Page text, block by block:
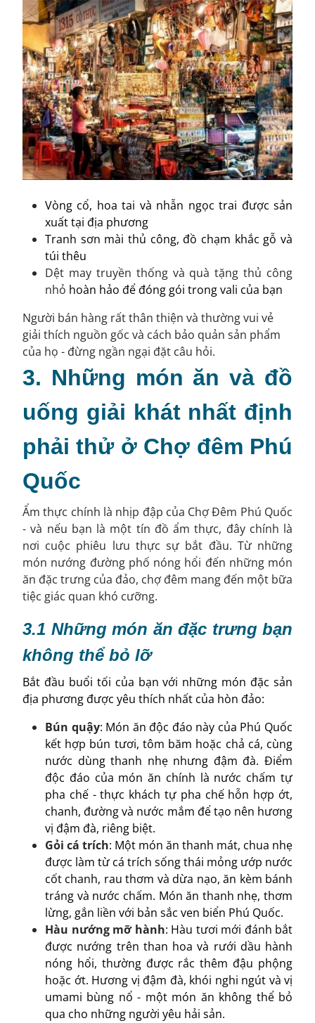
Vòng cổ, hoa tai và nhẫn ngọc trai được sản
xuất tại địa phương
Tranh sơn mài thủ công, đồ chạm khắc gỗ và
túi thêu
Dệt may truyền thống và quà tặng thủ công
nhỏ hoàn hảo để đóng gói trong vali của bạn
Người bán hàng rất thân thiện và thường vui vẻ
giải thích nguồn gốc và cách bảo quản sản phẩm
của họ - đừng ngần ngại đặt câu hỏi.
3. Những món ăn và đồ
uống giải khát nhất định
phải thử ở Chợ đêm Phú
Quốc
Ẩm thực chính là nhịp đập của Chợ Đêm Phú Quốc
- và nếu bạn là một tín đồ ẩm thực, đây chính là
nơi cuộc phiêu lưu thực sự bắt đầu. Từ những
món nướng đường phố nóng hổi đến những món
ăn đặc trưng của đảo, chợ đêm mang đến một bữa
tiệc giác quan khó cưỡng.
3.1 Những món ăn đặc trưng bạn
không thể bỏ lỡ
Bắt đầu buổi tối của bạn với những món đặc sản
địa phương được yêu thích nhất của hòn đảo:
Bún quậy: Món ăn độc đáo này của Phú Quốc
kết hợp bún tươi, tôm băm hoặc chả cá, cùng
nước dùng thanh nhẹ nhưng đậm đà. Điểm
độc đáo của món ăn chính là nước chấm tự
pha chế - thực khách tự pha chế hỗn hợp ớt,
chanh, đường và nước mắm để tạo nên hương
vị đậm đà, riêng biệt.
Gỏi cá trích: Một món ăn thanh mát, chua nhẹ
được làm từ cá trích sống thái mỏng ướp nước
cốt chanh, rau thơm và dừa nạo, ăn kèm bánh
tráng và nước chấm. Món ăn thanh nhẹ, thơm
lừng, gắn liền với bản sắc ven biển Phú Quốc.
Hàu nướng mỡ hành: Hàu tươi mới đánh bắt
được nướng trên than hoa và rưới dầu hành
nóng hổi, thường được rắc thêm đậu phộng
hoặc ớt. Hương vị đậm đà, khói nghi ngút và vị
umami bùng nổ - một món ăn không thể bỏ
qua cho những người yêu hải sản.